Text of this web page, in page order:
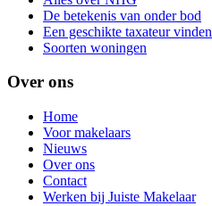
De betekenis van onder bod
Een geschikte taxateur vinden
Soorten woningen
Over ons
Home
Voor makelaars
Nieuws
Over ons
Contact
Werken bij Juiste Makelaar